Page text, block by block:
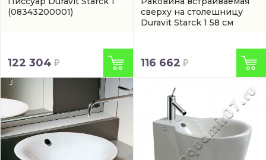
(08343200001)
122 304
сверху на столешницу
Duravit Starck 1 58 см
116 662